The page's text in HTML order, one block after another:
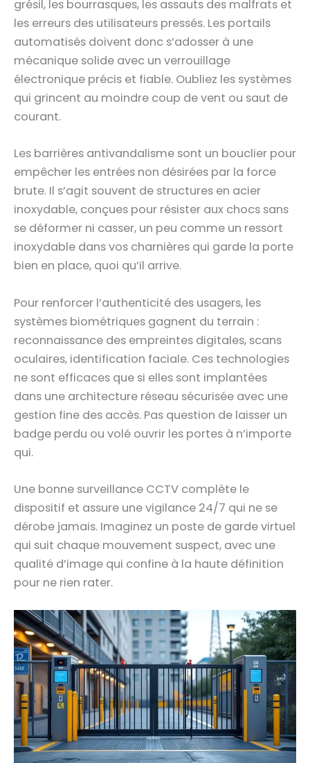
grésil, les bourrasques, les assauts des malfrats et
les erreurs des utilisateurs pressés. Les portails
automatisés doivent donc s’adosser à une
mécanique solide avec un verrouillage
électronique précis et fiable. Oubliez les systèmes
qui grincent au moindre coup de vent ou saut de
courant.
Les barrières antivandalisme sont un bouclier pour
empêcher les entrées non désirées par la force
brute. Il s’agit souvent de structures en acier
inoxydable, conçues pour résister aux chocs sans
se déformer ni casser, un peu comme un ressort
inoxydable dans vos charnières qui garde la porte
bien en place, quoi qu’il arrive.
Pour renforcer l’authenticité des usagers, les
systèmes biométriques gagnent du terrain :
reconnaissance des empreintes digitales, scans
oculaires, identification faciale. Ces technologies
ne sont efficaces que si elles sont implantées
dans une architecture réseau sécurisée avec une
gestion fine des accès. Pas question de laisser un
badge perdu ou volé ouvrir les portes à n’importe
qui.
Une bonne surveillance CCTV complète le
dispositif et assure une vigilance 24/7 qui ne se
dérobe jamais. Imaginez un poste de garde virtuel
qui suit chaque mouvement suspect, avec une
qualité d’image qui confine à la haute définition
pour ne rien rater.